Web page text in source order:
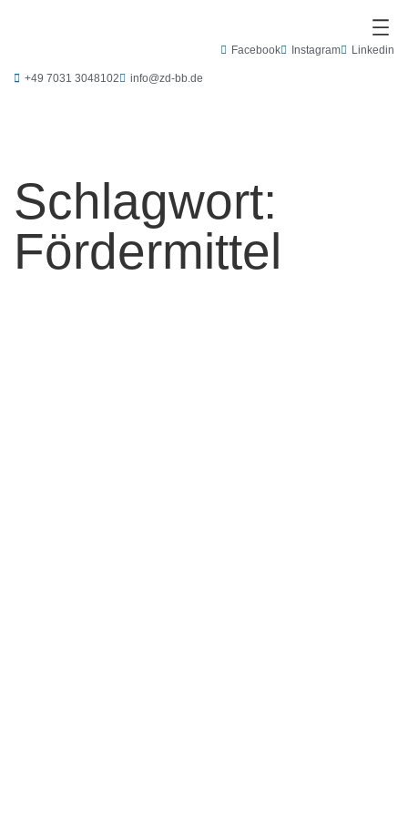
Facebook Instagram Linkedin
+49 7031 3048102 info@zd-bb.de
Schlagwort:
Fördermittel